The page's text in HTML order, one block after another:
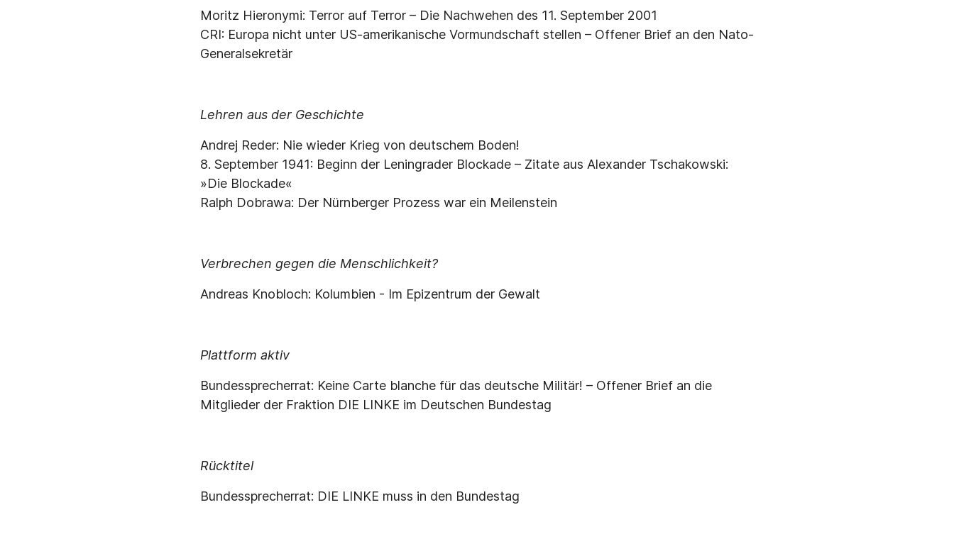
Moritz Hieronymi: Terror auf Terror – Die Nachwehen des 11. September 2001
CRI: Europa nicht unter US-amerikanische Vormundschaft stellen – Offener Brief an den Nato-
Generalsekretär
Lehren aus der Geschichte
Andrej Reder: Nie wieder Krieg von deutschem Boden!
8. September 1941: Beginn der Leningrader Blockade – Zitate aus Alexander Tschakowski:
»Die Blockade«
Ralph Dobrawa: Der Nürnberger Prozess war ein Meilenstein
Verbrechen gegen die Menschlichkeit?
Andreas Knobloch: Kolumbien - Im Epizentrum der Gewalt
Plattform aktiv
Bundessprecherrat: Keine Carte blanche für das deutsche Militär! – Offener Brief an die
Mitglieder der Fraktion DIE LINKE im Deutschen Bundestag
Rücktitel
Bundessprecherrat: DIE LINKE muss in den Bundestag